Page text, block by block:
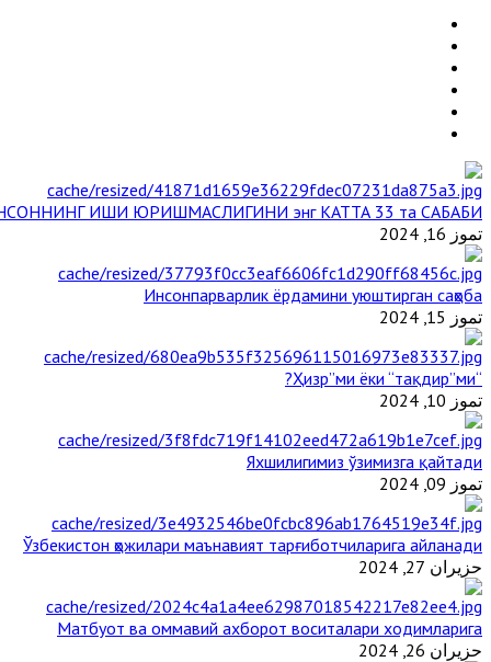
ИШИ ЮРИШМАСЛИГИНИ энг КАТТА 33 та САБАБИ
تموز 16, 2024
Инсонпарварлик ёрдамини уюштирган саҳоба
تموز 15, 2024
“Ҳизр”ми ёки “тақдир”ми?
تموز 10, 2024
Яхшилигимиз ўзимизга қайтади
تموز 09, 2024
Ўзбекистон ҳожилари маънавият тарғиботчиларига айланади
حزيران 27, 2024
Матбуот ва оммавий ахборот воситалари ходимларига
حزيران 26, 2024